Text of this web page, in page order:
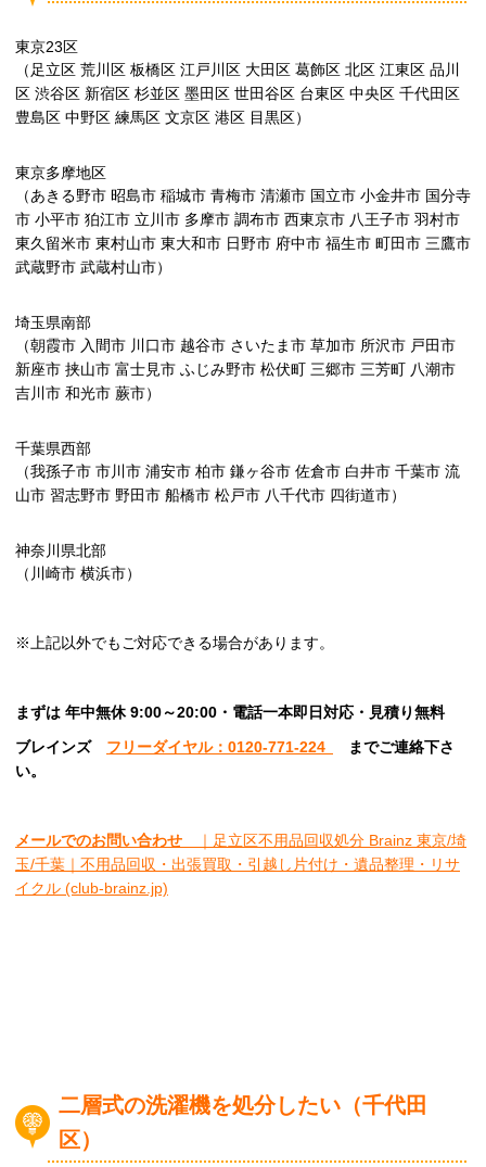
東京23区
（足立区 荒川区 板橋区 江戸川区 大田区 葛飾区 北区 江東区 品川
区 渋谷区 新宿区 杉並区 墨田区 世田谷区 台東区 中央区 千代田区
豊島区 中野区 練馬区 文京区 港区 目黒区）
東京多摩地区
（あきる野市 昭島市 稲城市 青梅市 清瀬市 国立市 小金井市 国分寺
市 小平市 狛江市 立川市 多摩市 調布市 西東京市 八王子市 羽村市
東久留米市 東村山市 東大和市 日野市 府中市 福生市 町田市 三鷹市
武蔵野市 武蔵村山市）
埼玉県南部
（朝霞市 入間市 川口市 越谷市 さいたま市 草加市 所沢市 戸田市
新座市 挟山市 富士見市 ふじみ野市 松伏町 三郷市 三芳町 八潮市
吉川市 和光市 蕨市）
千葉県西部
（我孫子市 市川市 浦安市 柏市 鎌ヶ谷市 佐倉市 白井市 千葉市 流
山市 習志野市 野田市 船橋市 松戸市 八千代市 四街道市）
神奈川県北部
（川崎市 横浜市）
※上記以外でもご対応できる場合があります。
まずは 年中無休 9:00～20:00・電話一本即日対応・見積り無料
ブレインズ フリーダイヤル：0120-771-224 までご連絡下さ
い。
メールでのお問い合わせ
｜足立区不用品回収処分 Brainz 東京/埼
玉/千葉｜不用品回収・出張買取・引越し片付け・遺品整理・リサ
イクル (club-brainz.jp)
二層式の洗濯機を処分したい（千代田
区）